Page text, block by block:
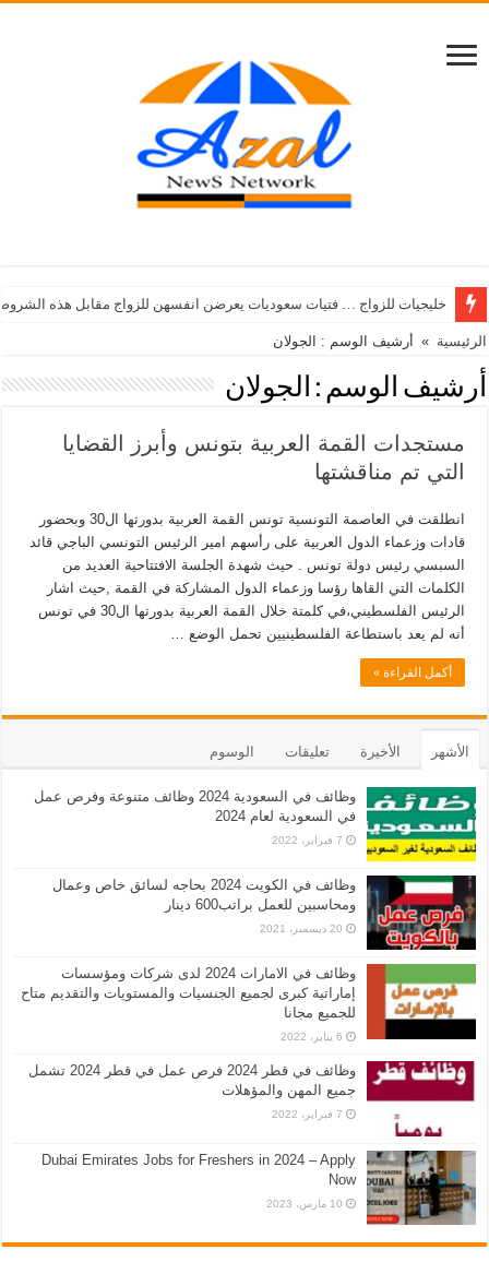
خليجيات للزواج … فتيات سعوديات يعرضن انفسهن للزواج مقابل هذه
الرئيسية » أرشيف الوسم : الجولان
أرشيف الوسم : الجولان
مستجدات القمة العربية بتونس وأبرز القضايا
التي تم مناقشتها
انطلقت في العاصمة التونسية تونس القمة العربية بدورتها ال30 وبحضور
قادات وزعماء الدول العربية على رأسهم امير الرئيس التونسي الباجي قائد
السبسي رئيس دولة تونس . حيث شهدة الجلسة الافتتاحية العديد من
الكلمات التي القاها رؤسا وزعماء الدول المشاركة في القمة ,حيث اشار
الرئيس الفلسطيني،في كلمتة خلال القمة العربية بدورتها ال30 في تونس
أنه لم يعد باستطاعة الفلسطينيين تحمل الوضع …
أكمل القراءة »
الأشهر الأخيرة تعليقات الوسوم
وظائف في السعودية 2024 وظائف متنوعة وفرص عمل
في السعودية لعام 2024
7 فبراير، 2022
وظائف في الكويت 2024 بحاجه لسائق خاص وعمال
ومحاسبين للعمل براتب600 دينار
20 ديسمبر، 2021
وظائف في الامارات 2024 لدى شركات ومؤسسات
إماراتية كبرى لجميع الجنسيات والمستويات والتقديم متاح
للجميع مجانا
6 يناير، 2022
وظائف في قطر 2024 فرص عمل في قطر 2024 تشمل
جميع المهن والمؤهلات
7 فبراير، 2022
Dubai Emirates Jobs for Freshers in 2024 – Apply
Now
10 مارس، 2023